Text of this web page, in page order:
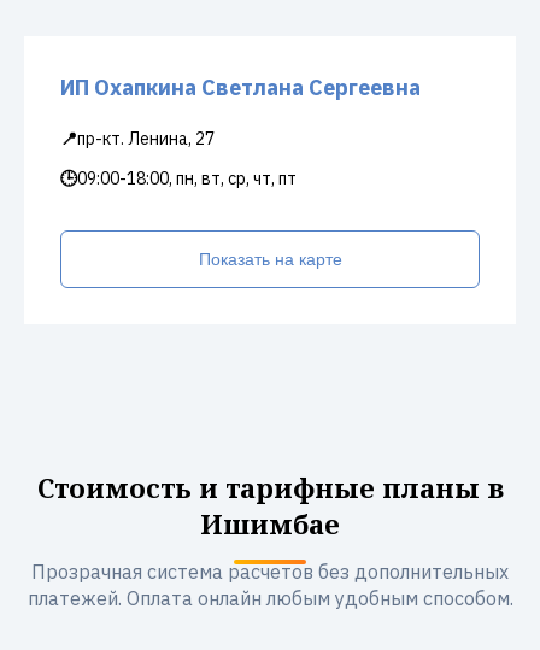
ИП Охапкина Светлана Сергеевна
📍пр-кт. Ленина, 27
🕒09:00-18:00, пн, вт, ср, чт, пт
Показать на карте
Стоимость и тарифные планы в
Ишимбае
Прозрачная система расчетов без дополнительных
платежей. Оплата онлайн любым удобным способом.